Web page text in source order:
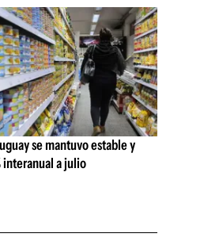
se mantuvo estable y
interanual a julio